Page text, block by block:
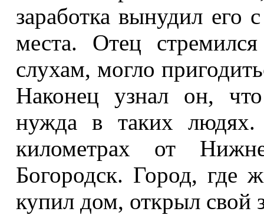
заработка вынудил его
места. Отец
слухам, могло
Наконец узнал он,
нужда в таких
километрах от
Богородск. Город, где
купил дом, открыл свой